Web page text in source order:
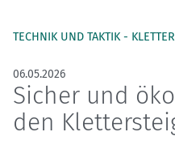
TECHNIK UND TAKTIK -
06.05.2026
Sicher und
den